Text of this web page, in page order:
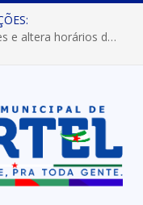
Prefeitura de Portel prorroga inscrições e altera horários dos concursos “Musa” e “Miss Mix Verão 2026”